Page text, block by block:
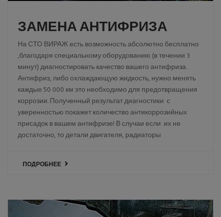
ЗАМЕНА АНТИФРИЗА
На СТО ВИРАЖ есть возможность абсолютно бесплатно
,благодаря специальному оборудованию (в течении 3
минут) диагностировать качество вашего антифриза.
Антифриз, либо охлаждающую жидкость, нужно менять
каждые 50 000 км это необходимо для предотвращения
коррозии. Полученный результат диагностики с
уверенностью покажет количество антикоррозийных
присадок в вашем антифризе! В случаи если их не
достаточно, то детали двигателя, радиаторы
ПОДРОБНЕЕ